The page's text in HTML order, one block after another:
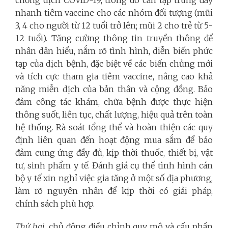
nhanh tiêm vaccine cho các nhóm đối tượng (mũi
3, 4 cho người từ 12 tuổi trở lên; mũi 2 cho trẻ từ 5-
12 tuổi). Tăng cường thông tin truyền thông để
nhân dân hiểu, nắm rõ tình hình, diễn biến phức
tạp của dịch bệnh, đặc biệt về các biến chủng mới
và tích cực tham gia tiêm vaccine, nâng cao khả
năng miễn dịch của bản thân và cộng đồng. Bảo
đảm công tác khám, chữa bệnh được thực hiện
thông suốt, liên tục, chất lượng, hiệu quả trên toàn
hệ thống. Rà soát tổng thể và hoàn thiện các quy
định liên quan đến hoạt động mua sắm để bảo
đảm cung ứng đầy đủ, kịp thời thuốc, thiết bị, vật
tư, sinh phẩm y tế. Đánh giá cụ thể tình hình cán
bộ y tế xin nghỉ việc gia tăng ở một số địa phương,
làm rõ nguyên nhân để kịp thời có giải pháp,
chính sách phù hợp.